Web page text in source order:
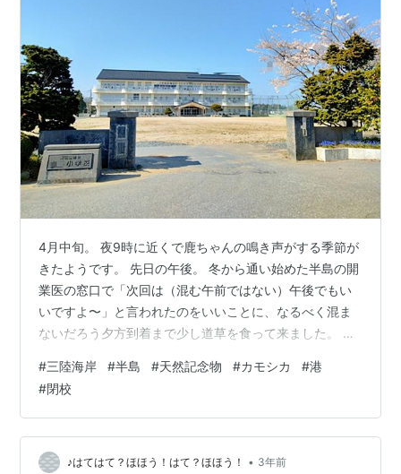
4月中旬。 夜9時に近くで鹿ちゃんの鳴き声がする季節が
きたようです。 先日の午後。 冬から通い始めた半島の開
業医の窓口で「次回は（混む午前ではない）午後でもい
いですよ〜」と言われたのをいいことに、なるべく混ま
ないだろう夕方到着まで少し道草を食って来ました。 委
いほどの混み具合だったのは「今日は年金支給日（2カ月
に１回・偶数月の１５日）」かとハッ！として・・・。
半島全体が震災後に三陸復興国立公園になったようで
す。 過日、沿岸の災害公営住宅（町営住宅）の入り口の
看板が”復興住宅”となっているのを見ましたが、これから
#三陸海岸 #半島 #天然記念物 #カモシカ #港
#閉校
♪はてはて？ほほう！はて？ほほう！ • 3年前